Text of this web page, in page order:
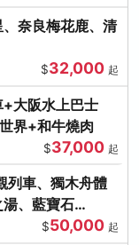
奈良梅花鹿、清
$32,000 起
大阪水上巴士
界+和牛燒肉
$37,000 起
列車、獨木舟體
、藍寶石
$50,000 起